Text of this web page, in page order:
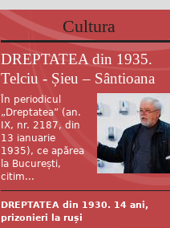
Cultura
DREPTATEA din 1935.
Telciu - Șieu – Sântioana
În periodicul
„Dreptatea” (an.
IX, nr. 2187, din
13 ianuarie
1935), ce apărea
la București,
citim...
DREPTATEA din 1930. 14 ani,
prizonieri la ruși